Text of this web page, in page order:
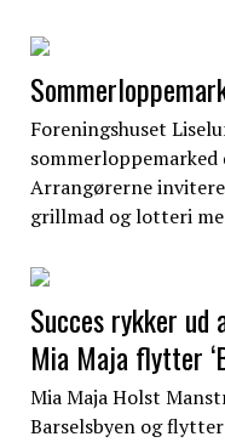
Foreningshuset
sommerloppemarked
Arrangørerne
grillmad og lotteri
Succes rykker
Mia Maja flytter
Mia Maja Holst
Barselsbyen og